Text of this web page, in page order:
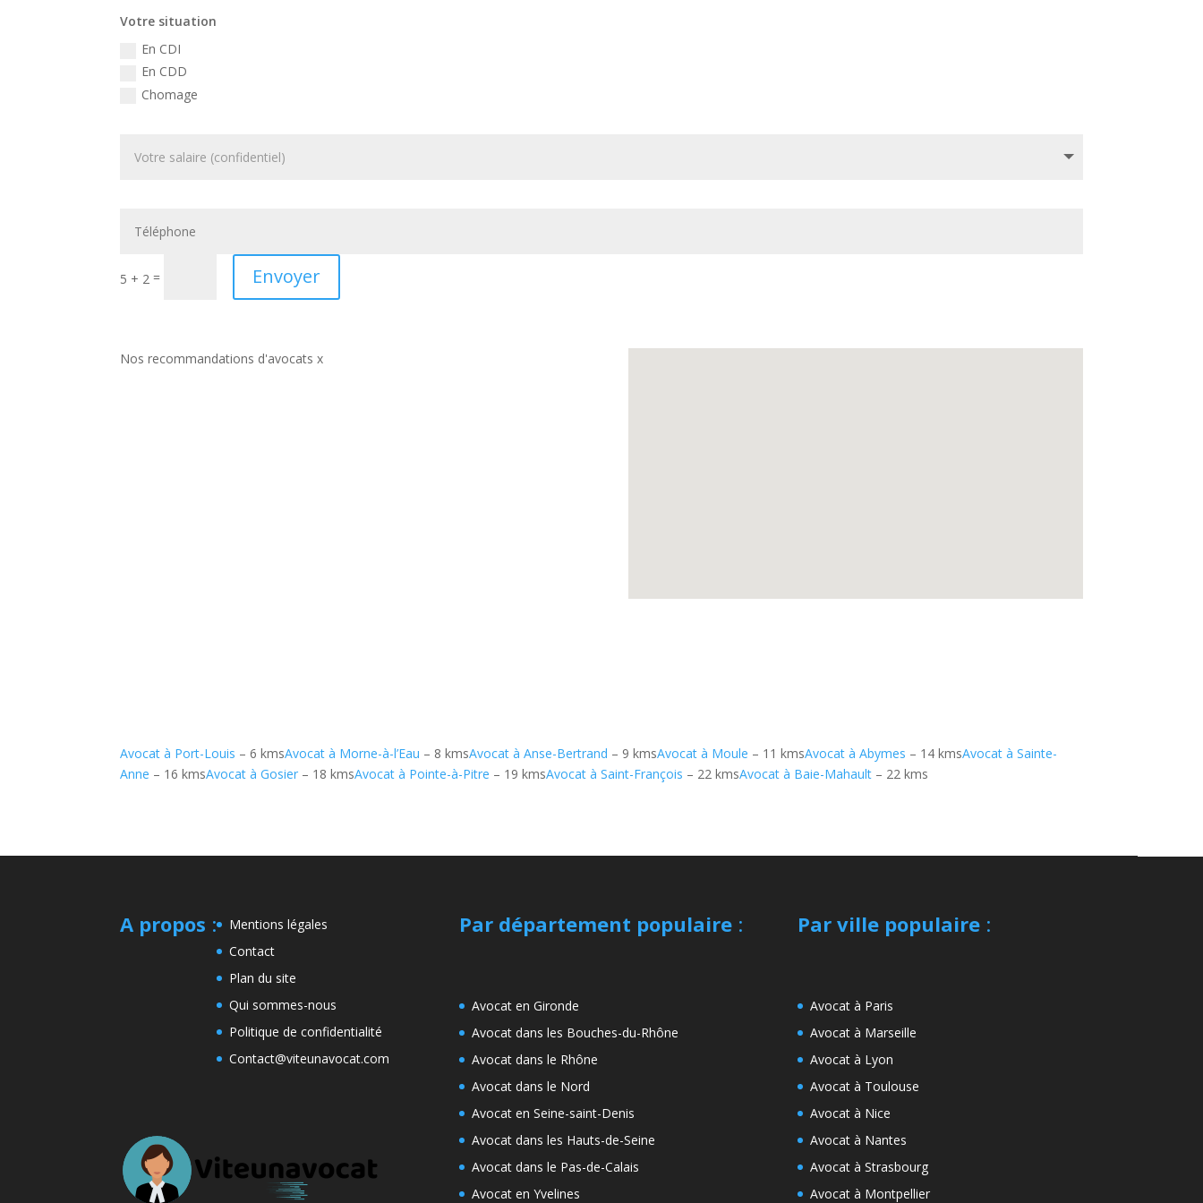
Votre situation
En CDI
En CDD
Chomage
5 + 2 = Envoyer
Nos recommandations d'avocats x
Avocat à Port-Louis – 6 kmsAvocat à Morne-à-l’Eau – 8 kmsAvocat à Anse-Bertrand – 9 kmsAvocat à Moule – 11 kmsAvocat à Abymes – 14 kmsAvocat à Sainte-
Anne – 16 kmsAvocat à Gosier – 18 kmsAvocat à Pointe-à-Pitre – 19 kmsAvocat à Saint-François – 22 kmsAvocat à Baie-Mahault – 22 kms
A propos :
Mentions légales
Contact
Plan du site
Qui sommes-nous
Politique de confidentialité
Contact@viteunavocat.com
Par département populaire:
Avocat en Gironde
Avocat dans les Bouches-du-Rhône
Avocat dans le Rhône
Avocat dans le Nord
Avocat en Seine-saint-Denis
Avocat dans les Hauts-de-Seine
Avocat dans le Pas-de-Calais
Avocat en Yvelines
Par ville populaire:
Avocat à Paris
Avocat à Marseille
Avocat à Lyon
Avocat à Toulouse
Avocat à Nice
Avocat à Nantes
Avocat à Strasbourg
Avocat à Montpellier